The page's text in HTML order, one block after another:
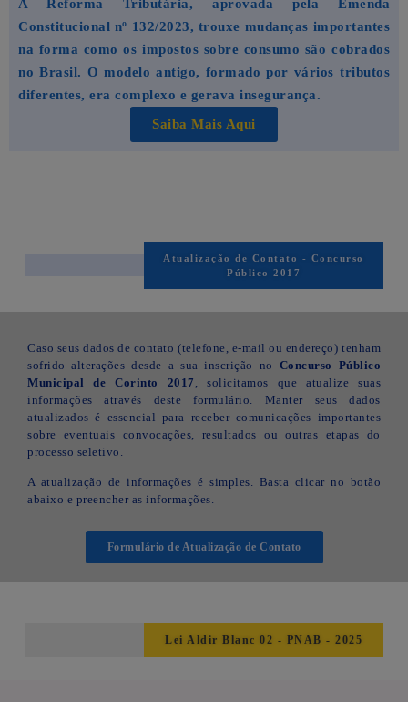
A Reforma Tributária, aprovada pela Emenda
Constitucional nº 132/2023, trouxe mudanças importantes
na forma como os impostos sobre consumo são cobrados
no Brasil. O modelo antigo, formado por vários tributos
diferentes, era complexo e gerava insegurança.
Saiba Mais Aqui
Atualização de Contato - Concurso
Público 2017
Caso seus dados de contato (telefone, e-mail ou endereço) tenham
sofrido alterações desde a sua inscrição no Concurso Público
Municipal de Corinto 2017 , solicitamos que atualize suas
informações através deste formulário. Manter seus dados
atualizados é essencial para receber comunicações importantes
sobre eventuais convocações, resultados ou outras etapas do
processo seletivo.
A atualização de informações é simples. Basta clicar no botão
abaixo e preencher as informações.
Formulário de Atualização de Contato
Lei Aldir Blanc 02 - PNAB - 2025